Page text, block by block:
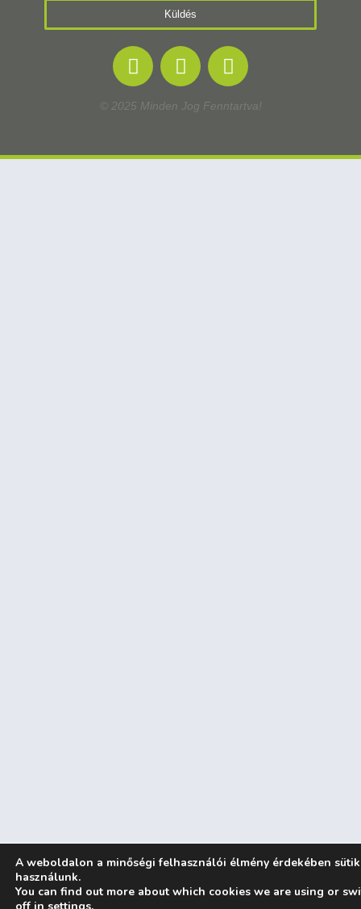
Küldés
© 2025 Minden Jog Fenntartva!
A weboldalon a minőségi felhasználói élmény érdekében
használunk.
You can find out more about which cookies we are using or